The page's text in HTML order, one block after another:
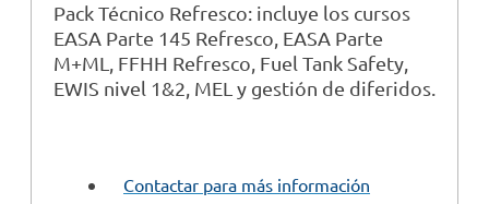
Pack Técnico Refresco: incluye los cursos
EASA Parte 145 Refresco, EASA Parte
M+ML, FFHH Refresco, Fuel Tank Safety,
EWIS nivel 1&2, MEL y gestión de diferidos.
Contactar para más información